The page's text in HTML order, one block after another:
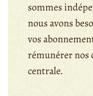
sommes
nous avons
vos
rémunérer nos
centrale.